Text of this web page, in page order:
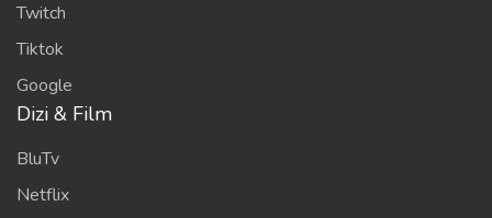
Twitch
Tiktok
Google
Dizi & Film
BluTv
Netflix